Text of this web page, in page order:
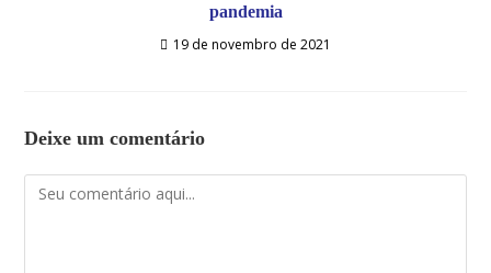
pandemia
19 de novembro de 2021
Deixe um comentário